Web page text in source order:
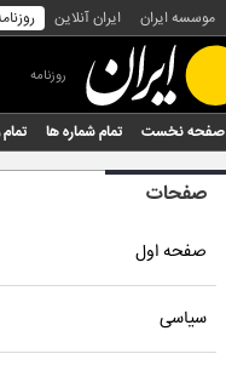
موسسه ایران ایران آنلاین
روزنامه
صفحه نخست تمام شماره ها
صفحات
صفحه اول
سیاسی